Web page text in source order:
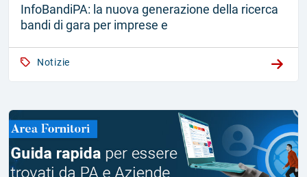
InfoBandiPA: la nuova generazione della ricerca
bandi di gara per imprese e
Notizie